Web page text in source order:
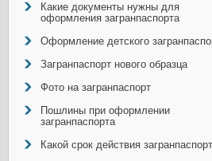
Какие документы нужны для
оформления загранпаспорта
Оформление детского
Загранпаспорт нового образца
Фото на загранпаспорт
Пошлины при оформлении
загранпаспорта
Какой срок действия